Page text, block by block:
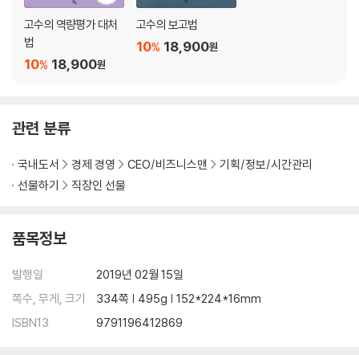
생각 쉬어가기 1 업무실적 기술서 쓰기 - 내가 잘한 것의 의미를 써라!
5장 구두 발표하기 Oral Presentation
원칙 1 | 들어갈 때는 바로 들어가자
원칙 2 | 읽지 말고 말을 하자
원칙 3 | 끝낼 때도 바로 끝내자
· 표현하기 2 | 연속 질문에 대처하는 스토리식 대답 원칙 4
원칙 2 | 근거 대기, 스토리로 준비하자
원칙 4 | 평가자와 싸우지 말자
생각 쉬어가기 2 한 페이지로 끝내는 발표의 기술
6장 현안업무처리하기 In-basket
고수의 역량평가 대처
법
18,900원
10%
고수의 보고법
18,900원
10%
관련 분류
국내도서 경제 경영 CEO/비즈니스맨
기획/정보/시간관리
선물하기
직장인 선물
품목정보
발행일
2019년 02월 15일
쪽수, 무게, 크기
334쪽 | 495g | 152*224*16mm
ISBN13
9791196412869